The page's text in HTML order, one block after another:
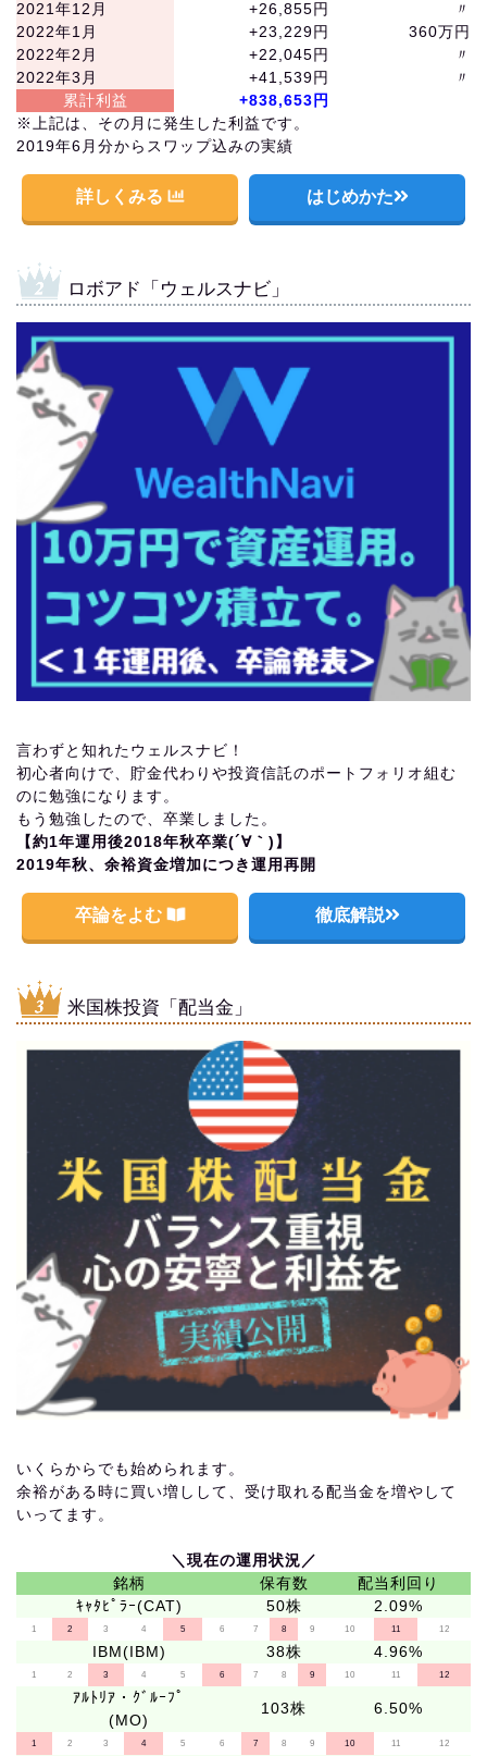
2021年12月 +26,855円
〃
2022年1月
+23,229円
360万円
2022年2月
+22,045円
〃
2022年3月
+41,539円
〃
累計利益
+838,653円
※上記は、その月に発生した利益です。
2019年6月分からスワップ込みの実績
詳しくみる はじめかた
ロボアド「ウェルスナビ」
言わずと知れたウェルスナビ！
初心者向けで、貯金代わりや投資信託のポートフォリオ組む
のに勉強になります。
もう勉強したので、卒業しました。
【約1年運用後2018年秋卒業(´∀｀)】
2019年秋、余裕資金増加につき運用再開
卒論をよむ 徹底解説
米国株投資「配当金」
いくらからでも始められます。
余裕がある時に買い増しして、受け取れる配当金を増やして
いってます。
＼現在の運用状況／
銘柄
保有数
配当利回り
ｷｬﾀﾋﾟﾗｰ(CAT)
50株 2.09%
1 2 3 4 5 6 7 8 9 10 11 12
IBM(IBM) 38株 4.96%
1 2 3 4 5 6 7 8 9 10 11 12
ｱﾙﾄﾘｱ・ｸﾞﾙｰﾌﾟ
(MO)
103株 6.50%
1 2 3 4 5 6 7 8 9 10 11 12